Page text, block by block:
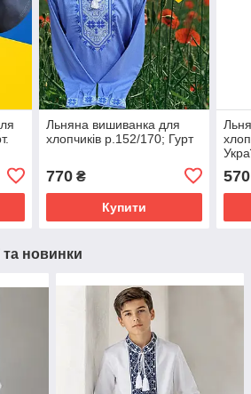
Льняна вишиванка для
хлопчиків р.152/170; Гурт
770₴
Купити
570
та новинки